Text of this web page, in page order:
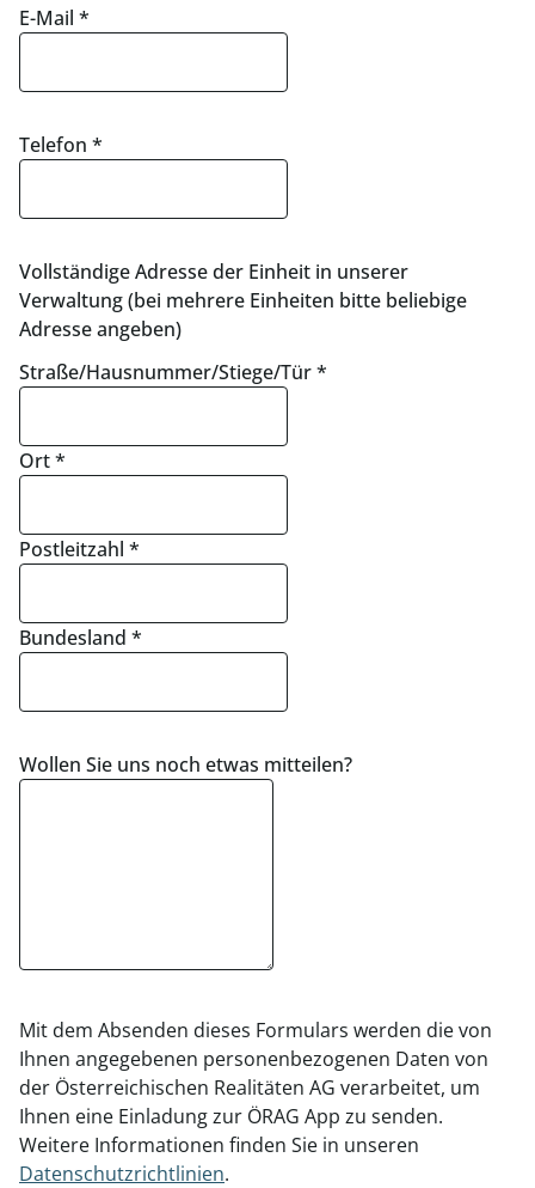
E-Mail *
Telefon *
Vollständige Adresse der Einheit in unserer
Verwaltung (bei mehrere Einheiten bitte beliebige
Adresse angeben)
Straße/Hausnummer/Stiege/Tür*
Ort*
Postleitzahl *
Bundesland *
Wollen Sie uns noch etwas mitteilen?
Mit dem Absenden dieses Formulars werden die von
Ihnen angegebenen personenbezogenen Daten von
der Österreichischen Realitäten AG verarbeitet, um
Ihnen eine Einladung zur ÖRAG App zu senden.
Weitere Informationen finden Sie in unseren
Datenschutzrichtlinien.